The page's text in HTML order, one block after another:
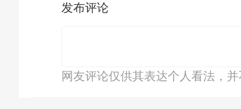
发布评论
网友评论仅供其表达个人看法，